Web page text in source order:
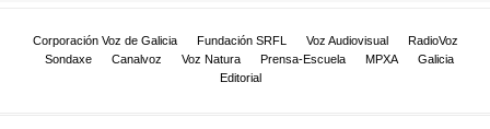
Corporación Voz de Galicia Fundación SRFL Voz Audiovisual
RadioVoz
Sondaxe
Canalvoz Voz Natura Prensa-Escuela MPXA
Galicia
Editorial